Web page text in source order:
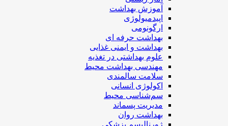
آموزش بهداشت
اپیدمیولوژی
ارگونومی
بهداشت حرفه ای
بهداشت و ایمنی غذایی
علوم بهداشتی در تغذیه
مهندسی بهداشت محيط
سلامت سالمندی
اکولوژی انسانی
سم‌شناسی محیط
مدیریت پسماند
بهداشت روان
ژورنالیسم پزشکی